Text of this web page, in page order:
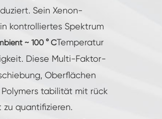
Sein Xenon-
kontrolliertes Spektrum
~ 100 ° CTemperatur
Diese Multi-Faktor-
Oberflächen
tabilität mit rück
quantifizieren.